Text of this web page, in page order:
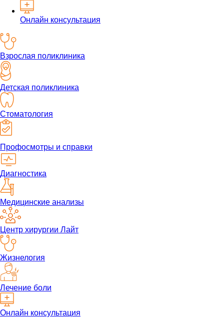
Онлайн консультация
Взрослая поликлиника
Детская поликлиника
Стоматология
Профосмотры и справки
Диагностика
Медицинские анализы
Центр хирургии Лайт
Жизнелогия
Лечение боли
Онлайн консультация